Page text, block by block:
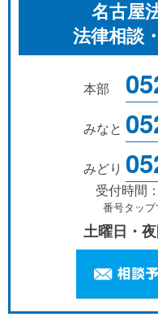
名古屋
法律相談
本部
みなと
みどり
受付時間
番号タップ
土曜日・